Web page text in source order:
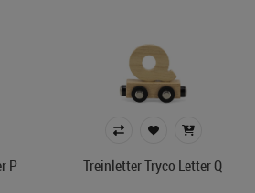
P Treinletter Tryco Letter Q